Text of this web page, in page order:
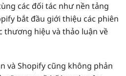
các đối tác như nền tảng
bắt đầu giới thiệu các phiên
thương hiệu và thảo luận về
và Shopify cũng không phản